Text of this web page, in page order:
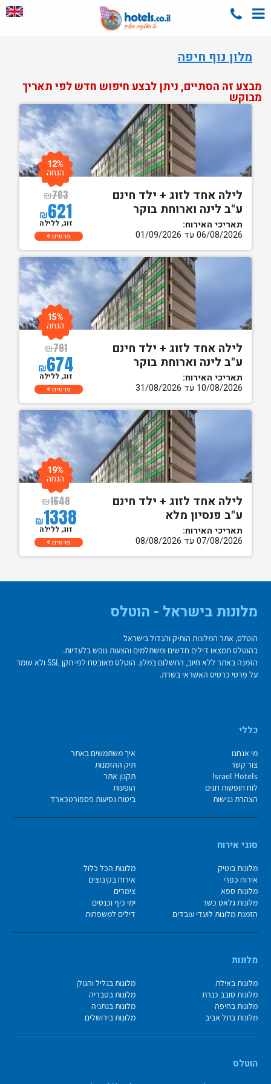
מלון נוף חיפה
מבצע זה הסתיים, ניתן לבצע חיפוש חדש לפי תאריך
מבוקש
לילה אחד לזוג + ילד חינם
ע"ב לינה וארוחת בוקר
תאריכי האירוח:
06/08/2026 עד 01/09/2026
₪703
₪621
12%
הנחה
זוג, ללילה
פרטים
לילה אחד לזוג + ילד חינם
ע"ב לינה וארוחת בוקר
תאריכי האירוח:
10/08/2026 עד 31/08/2026
₪791
₪674
15%
הנחה
זוג, ללילה
פרטים
לילה אחד לזוג + ילד חינם
ע"ב פנסיון מלא
תאריכי האירוח:
07/08/2026 עד 08/08/2026
₪1648
₪1338
19%
הנחה
זוג, ללילה
פרטים
מלונות בישראל - הוטלס
הוטלס, אתר המלונות הותיק והגדול בישראל
בהוטלס תמצאו דילים חדשים ומשתלמים והצעות נופש בלעדיות.
הזמנה באתר ללא חיוב, התשלום במלון. הוטלס מאובטח לפי תקן SSL ולא שומר
על פרטי כרטיס האשראי בשרת.
כללי
מי אנחנו
איך משתמשים באתר
צור קשר
תיק ההזמנות
Israel Hotels
תקנון אתר
לוח חופשות חגים
הופעות
הצהרת נגישות
ביטוח נסיעות פספורטכארד
סוגי אירוח
מלונות בוטיק
מלונות הכל כלול
אירוח כפרי
אירוח בקיבוצים
מלונות ספא
צימרים
מלונות גלאט כשר
ימי כיף וכנסים
הזמנת מלונות לועדי עובדים
דילים למשפחות
מלונות
מלונות באילת
מלונות בגליל והגולן
מלונות סובב כנרת
מלונות בטבריה
מלונות בחיפה
מלונות בנתניה
מלונות בתל אביב
מלונות בירושלים
הוטלס